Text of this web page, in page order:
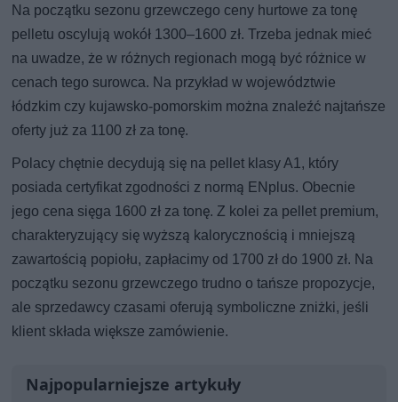
Na początku sezonu grzewczego ceny hurtowe za tonę
pelletu oscylują wokół 1300–1600 zł. Trzeba jednak mieć
na uwadze, że w różnych regionach mogą być różnice w
cenach tego surowca. Na przykład w województwie
łódzkim czy kujawsko-pomorskim można znaleźć najtańsze
oferty już za 1100 zł za tonę.
Polacy chętnie decydują się na pellet klasy A1, który
posiada certyfikat zgodności z normą ENplus. Obecnie
jego cena sięga 1600 zł za tonę. Z kolei za pellet premium,
charakteryzujący się wyższą kalorycznością i mniejszą
zawartością popiołu, zapłacimy od 1700 zł do 1900 zł. Na
początku sezonu grzewczego trudno o tańsze propozycje,
ale sprzedawcy czasami oferują symboliczne zniżki, jeśli
klient składa większe zamówienie.
Najpopularniejsze artykuły